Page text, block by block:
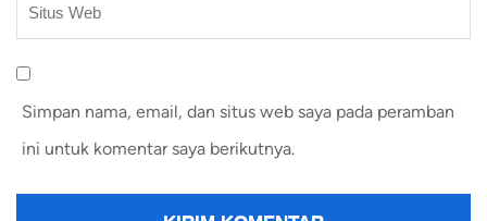
Simpan nama, email, dan situs web saya pada peramban
ini untuk komentar saya berikutnya.